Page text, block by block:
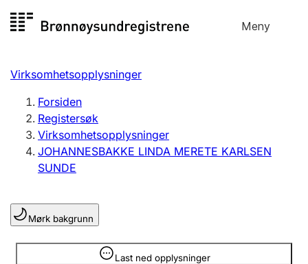
til
Meny
Registersøk
Aksjeselskap
Enkeltpersonforetak
Registrere, endre, slette
Lag og forening
Registrere, endre, slette
Virksomhetsopplysninger
Forsiden
Registersøk
Virksomhetsopplysninger
JOHANNESBAKKE LINDA MERETE KARLSEN
SUNDE
Mørk bakgrunn
Last ned opplysninger
Opplysninger er skjult